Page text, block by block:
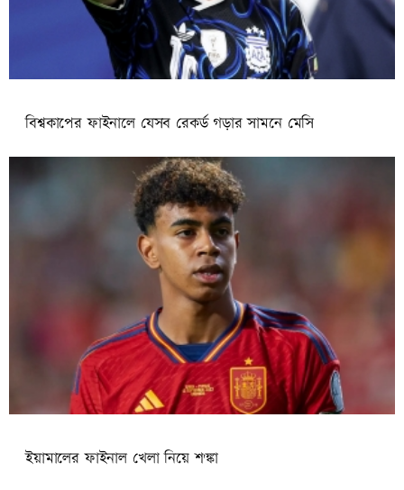
বিশ্বকাপের ফাইনালে যেসব রেকর্ড গড়ার সামনে মেসি
ইয়ামালের ফাইনাল খেলা নিয়ে শ'ঙ্কা